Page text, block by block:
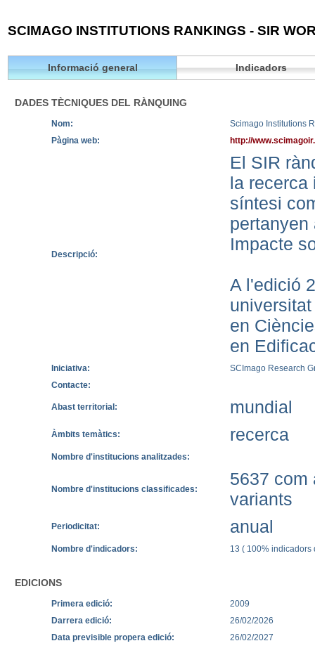
SCIMAGO INSTITUTIONS RANKINGS - SIR
Informació general Indicadors
DADES TÈCNIQUES DEL RÀNQUING
Nom:
Scimago Institutions
Pàgina web:
http://
Descripció:
El SIR
la recerca
síntesi
pertanyen
Impacte
A l'edició
en
en
Iniciativa:
SCImago Research
Contacte:
Abast territorial: mundial
Àmbits temàtics: recerca
Nombre d'institucions analitzades:
Nombre d'institucions classificades:
5637 com
variants
Periodicitat: anual
Nombre d'indicadors: 13 ( 100% indicadors
EDICIONS
Primera edició:
2009
Darrera edició:
26/02/2026
Data previsible propera edició:
26/02/2027